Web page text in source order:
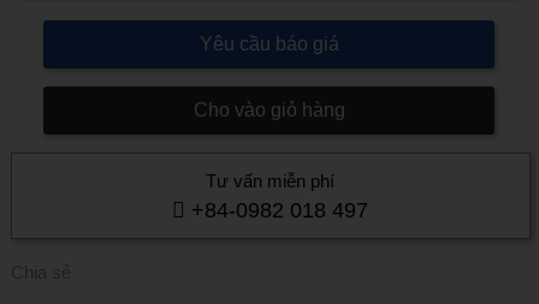
Yêu cầu báo giá
Cho vào giỏ hàng
Tư vấn miễn phí
+84-0982 018 497